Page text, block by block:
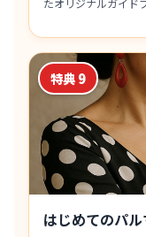
特典 9
はじめてのパ